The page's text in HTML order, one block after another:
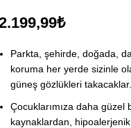
₺
Parkta, şehirde, doğada,
koruma her yerde sizinle
güneş gözlükleri takacaklar.
Çocuklarımıza daha
kaynaklardan,